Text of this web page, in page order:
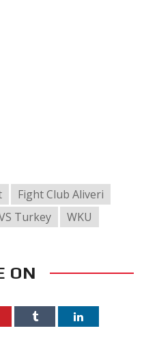
Fight Club Aliveri
Turkey WKU
ON